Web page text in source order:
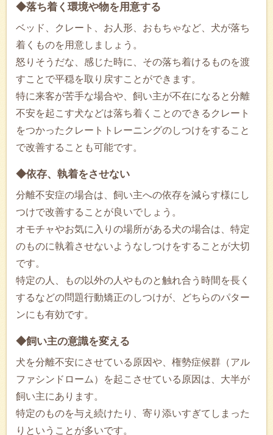
◆落ち着く環境や物を用意する
ベッド、クレート、お人形、おもちゃなど、犬が落ち
着くものを用意しましょう。
怒りそうだな、感じた時に、その落ち着けるものを渡
すことで平穏を取り戻すことができます。
特に来客が苦手な場合や、飼い主が不在になると分離
不安を起こす犬などは落ち着くことのできるクレート
をつかったクレートトレーニングのしつけをすること
で改善することも可能です。
◆依存、執着をさせない
分離不安症の場合は、飼い主への依存を減らす様にし
つけで改善することが良いでしょう。
オモチャやお気に入りの場所がある犬の場合は、特定
のものに執着させないようなしつけをすることが大切
です。
特定の人、もの以外の人やものと触れ合う時間を長く
するなどの問題行動矯正のしつけが、どちらのパター
ンにも有効です。
◆飼い主の意識を変える
犬を分離不安にさせている原因や、権勢症候群（アル
ファシンドローム）を起こさせている原因は、大半が
飼い主にあります。
特定のものを与え続けたり、寄り添いすぎてしまった
りということが多いです。